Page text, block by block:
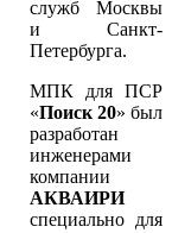
служб Москвы
и Санкт-
Петербурга.
МПК для ПСР
«Поиск 20» был
разработан
инженерами
компании
АКВАИРИ
специально для